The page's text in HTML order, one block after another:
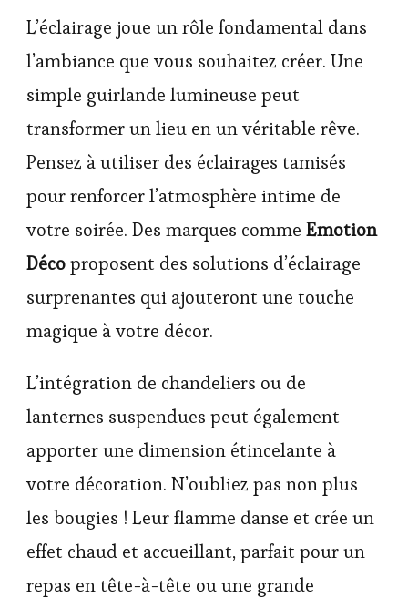
L’éclairage joue un rôle fondamental dans
l’ambiance que vous souhaitez créer. Une
simple guirlande lumineuse peut
transformer un lieu en un véritable rêve.
Pensez à utiliser des éclairages tamisés
pour renforcer l’atmosphère intime de
votre soirée. Des marques comme Emotion
Décoproposent des solutions d’éclairage
surprenantes qui ajouteront une touche
magique à votre décor.
L’intégration de chandeliers ou de
lanternes suspendues peut également
apporter une dimension étincelante à
votre décoration. N’oubliez pas non plus
les bougies ! Leur flamme danse et crée un
effet chaud et accueillant, parfait pour un
repas en tête-à-tête ou une grande